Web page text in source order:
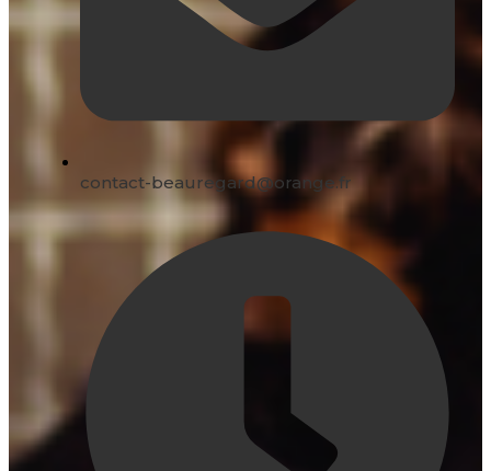
contact-beauregard@orange.fr